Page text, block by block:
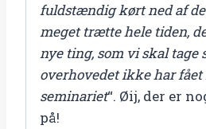
fuldstændig kørt ned af
meget trætte hele tiden,
nye ting, som vi skal tage
overhovedet ikke har fået
seminariet“. Øij, der er
på!